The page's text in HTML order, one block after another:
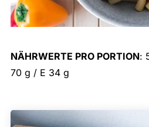
NÄHRWERTE PRO PORTION:
70 g / E 34 g